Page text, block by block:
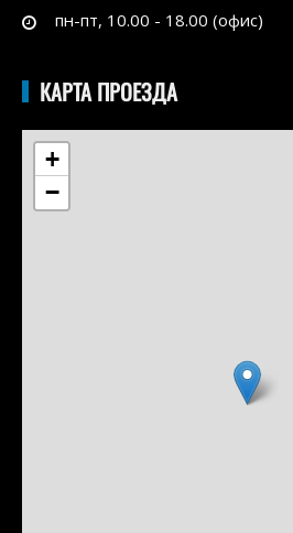
пн-пт, 10.00 - 18.00 (офис)
КАРТА ПРОЕЗДА
+
−